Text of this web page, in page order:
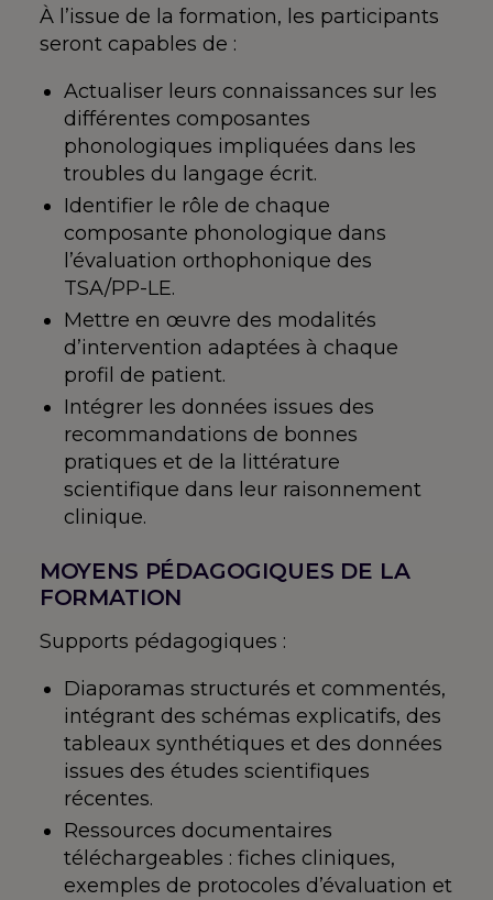
À l’issue de la formation, les participants
seront capables de :
Actualiser leurs connaissances sur les
différentes composantes
phonologiques impliquées dans les
troubles du langage écrit.
Identifier le rôle de chaque
composante phonologique dans
l’évaluation orthophonique des
TSA/PP-LE.
Mettre en œuvre des modalités
d’intervention adaptées à chaque
profil de patient.
Intégrer les données issues des
recommandations de bonnes
pratiques et de la littérature
scientifique dans leur raisonnement
clinique.
MOYENS PÉDAGOGIQUES DE LA
FORMATION
Supports pédagogiques :
Diaporamas structurés et commentés,
intégrant des schémas explicatifs, des
tableaux synthétiques et des données
issues des études scientifiques
récentes.
Ressources documentaires
téléchargeables : fiches cliniques,
exemples de protocoles d’évaluation et